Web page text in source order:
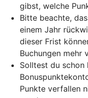
gibst, welche
Bitte beachte,
einem Jahr
dieser Frist
Buchungen mehr
Solltest du schon
Punkte verfallen